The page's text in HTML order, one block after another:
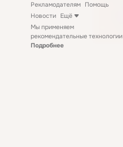
Рекламодателям Помощь
Новости Ещё
Мы применяем
рекомендательные технологии
Подробнее